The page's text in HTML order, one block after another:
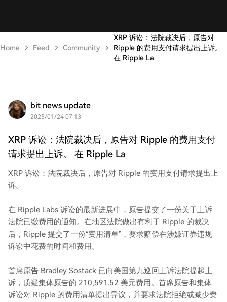
Home Feed Community
XRP 诉讼：法院裁决后，原告对
Ripple 的费用支付请求提出上诉。
在 Ripple La
bit news update
2025/01/24 07:13
XRP 诉讼：法院裁决后，原告对 Ripple 的费用支付
请求提出上诉。 在 Ripple La
XRP 诉讼：法院裁决后，原告对 Ripple 的费用支付请求提出上
诉。
在 Ripple Labs 诉讼的最新进展中，原告提交了一份关于上诉
法院已缴费用的通知。在地区法院做出有利于 Ripple 的裁决
后，Ripple 提交了一份“费用清单”，要求赔偿在涉嫌证券违规
诉讼中花费的时间和费用。
首席原告 Bradley Sostack 已向美国第九巡回上诉法院提起上
诉，质疑集体原告的 210,591.52 美元费用。首席原告和集体
诉讼对 Ripple 的费用清单提出异议，并要求法院拒绝或减少费